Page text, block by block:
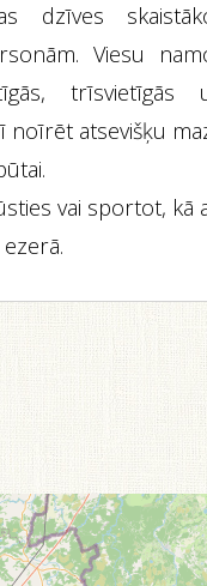
dzīves
Viesu
trīsvietīgās
noīrēt atsevišķu
vai sportot, kā